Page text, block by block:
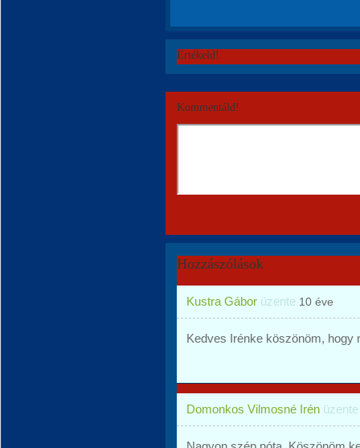
Értékeld!
Kommentáld!
Hozzászólások
Kustra Gábor üzente 10 éve
Kedves Irénke köszönöm, hogy
Domonkos Vilmosné Irén